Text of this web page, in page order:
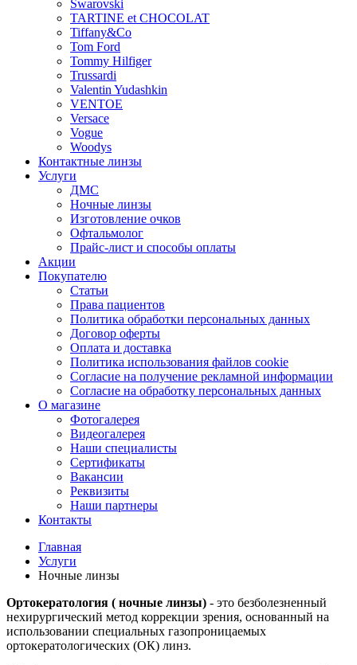
Swarovski
TARTINE et CHOCOLAT
Tiffany&Co
Tom Ford
Tommy Hilfiger
Trussardi
Valentin Yudashkin
VENTOE
Versace
Vogue
Woodys
Контактные линзы
Услуги
ДМС
Ночные линзы
Изготовление очков
Офтальмолог
Прайс-лист и способы оплаты
Акции
Покупателю
Статьи
Права пациентов
Политика обработки персональных данных
Договор оферты
Оплата и доставка
Политика использования файлов cookie
Согласие на получение рекламной информации
Согласие на обработку персональных данных
О магазине
Фотогалерея
Видеогалерея
Наши специалисты
Сертификаты
Вакансии
Реквизиты
Наши партнеры
Контакты
Главная
Услуги
Ночные линзы
Ортокератология ( ночные линзы) - это безболезненный
нехирургический метод коррекции зрения, основанный на
использовании специальных газопроницаемых
ортокератологических (ОК) линз.